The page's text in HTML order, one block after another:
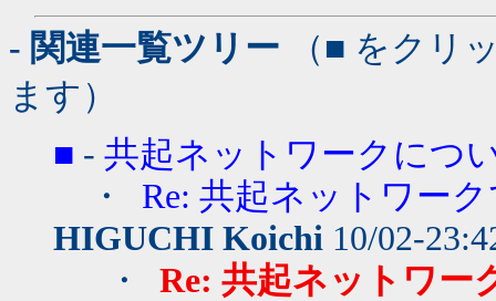
- 関連一覧ツリー （■ をクリ
ます）
■ - 共起ネットワークにつ
・ Re: 共起ネットワー
HIGUCHI Koichi 10/02-
・ Re: 共起ネットワー